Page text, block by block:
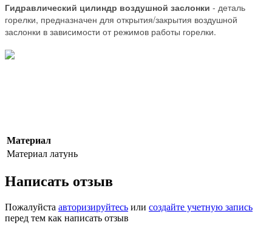
Гидравлический цилиндр воздушной заслонки - деталь
горелки, предназначен для открытия/закрытия воздушной
заслонки в зависимости от режимов работы горелки.
Материал
Материал латунь
Написать отзыв
Пожалуйста авторизируйтесь или создайте учетную запись
перед тем как написать отзыв